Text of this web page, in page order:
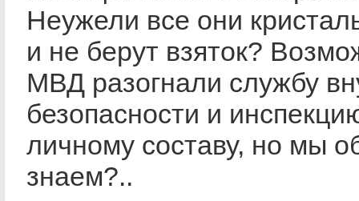
Неужели все они
и не берут взяток?
МВД разогнали службу
безопасности и
личному составу, но мы
знаем?..